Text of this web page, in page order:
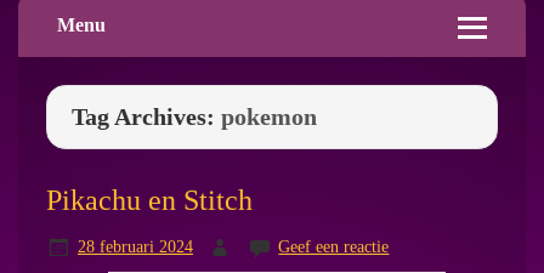
Menu
Tag Archives: pokemon
Pikachu en Stitch
28 februari 2024 Geef een reactie